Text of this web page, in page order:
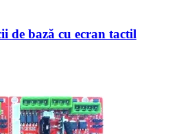
de bază cu ecran tactil